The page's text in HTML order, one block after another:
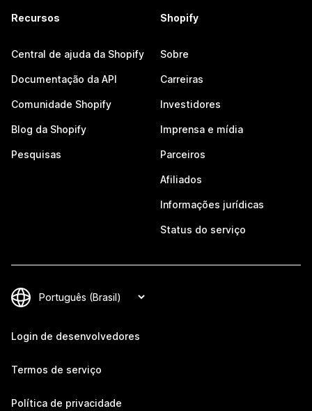
Recursos
Central de ajuda da Shopify
Documentação da API
Comunidade Shopify
Blog da Shopify
Pesquisas
Shopify
Sobre
Carreiras
Investidores
Imprensa e mídia
Parceiros
Afiliados
Informações jurídicas
Status do serviço
Login de desenvolvedores
Termos de serviço
Política de privacidade